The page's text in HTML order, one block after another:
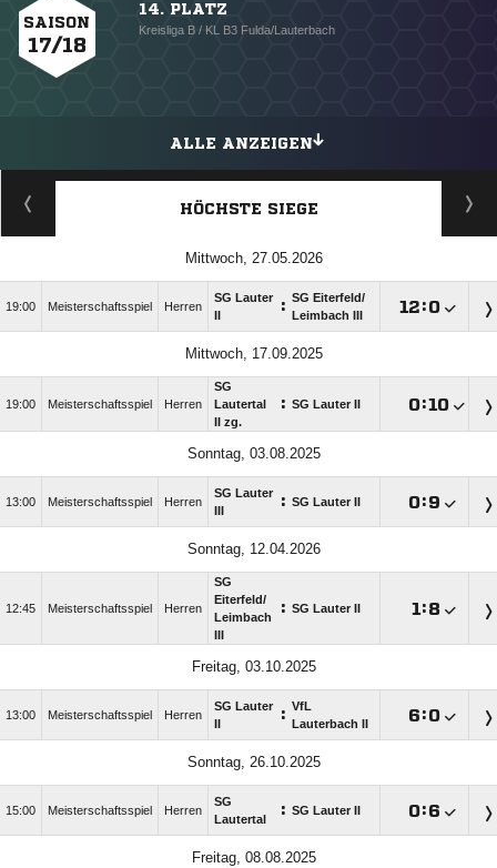
SAISON
17/18
14. PLATZ
Kreisliga B / KL B3 Fulda/Lauterbach
ALLE ANZEIGEN
HÖCHSTE SIEGE
Mittwoch, 27.05.2026
19:00 Meisterschaftsspiel Herren
SG Lauter
: SG Eiterfeld/​
Leimbach III
:
Mittwoch, 17.09.2025
19:00 Meisterschaftsspiel Herren
SG
Lautertal
II zg.
: SG Lauter II :
Sonntag, 03.08.2025
13:00 Meisterschaftsspiel Herren
SG Lauter
: SG Lauter II :
Sonntag, 12.04.2026
12:45 Meisterschaftsspiel Herren
SG
Eiterfeld/​
Leimbach
: SG Lauter II :
Freitag, 03.10.2025
13:00 Meisterschaftsspiel Herren
SG Lauter
: VfL
Lauterbach II
:
Sonntag, 26.10.2025
15:00 Meisterschaftsspiel Herren
SG
Lautertal
: SG Lauter II :
Freitag, 08.08.2025